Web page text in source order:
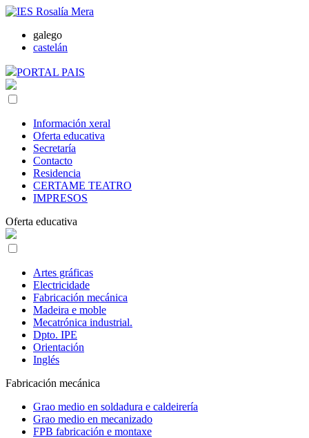
galego
castelán
PORTAL PAIS
Información xeral
Oferta educativa
Secretaría
Contacto
Residencia
CERTAME TEATRO
IMPRESOS
Oferta educativa
Artes gráficas
Electricidade
Fabricación mecánica
Madeira e moble
Mecatrónica industrial.
Dpto. IPE
Orientación
Inglés
Fabricación mecánica
Grao medio en soldadura e caldeirería
Grao medio en mecanizado
FPB fabricación e montaxe